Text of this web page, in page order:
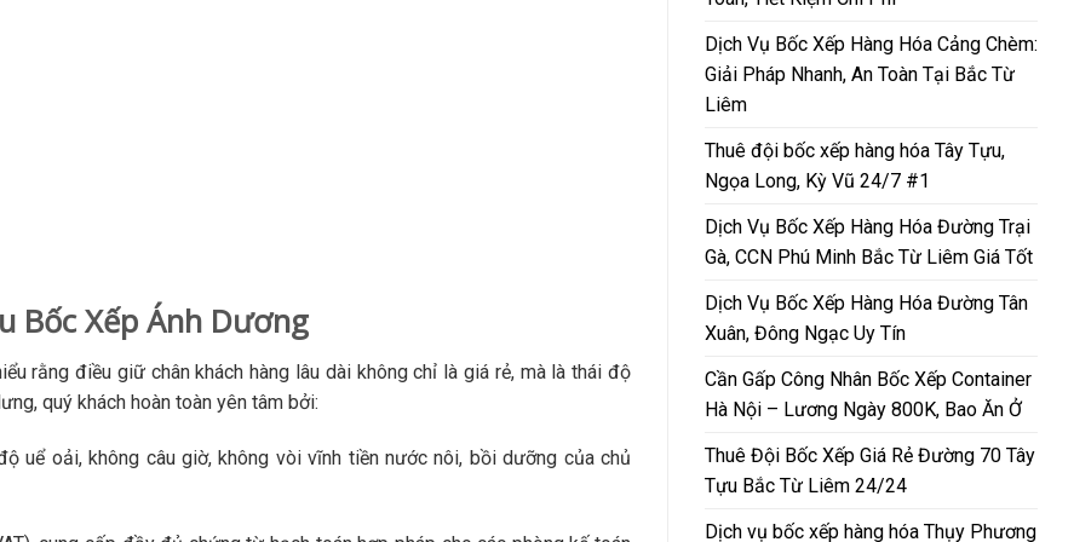
Bốc Xếp Ánh Dương
rằng điều giữ chân khách hàng lâu dài không chỉ là giá rẻ, mà là thái độ
quý khách hoàn toàn yên tâm bởi:
uể oải, không câu giờ, không vòi vĩnh tiền nước nôi, bồi dưỡng của chủ
Dịch Vụ Bốc Xếp Hàng Hóa Cảng Chèm:
Giải Pháp Nhanh, An Toàn Tại Bắc Từ
Liêm
Thuê đội bốc xếp hàng hóa Tây Tựu,
Ngọa Long, Kỳ Vũ 24/7 #1
Dịch Vụ Bốc Xếp Hàng Hóa Đường Trại
Gà, CCN Phú Minh Bắc Từ Liêm Giá Tốt
Dịch Vụ Bốc Xếp Hàng Hóa Đường Tân
Xuân, Đông Ngạc Uy Tín
Cần Gấp Công Nhân Bốc Xếp Container
Hà Nội – Lương Ngày 800K, Bao Ăn Ở
Thuê Đội Bốc Xếp Giá Rẻ Đường 70 Tây
Tựu Bắc Từ Liêm 24/24
Dịch vụ bốc xếp hàng hóa Thụy Phương